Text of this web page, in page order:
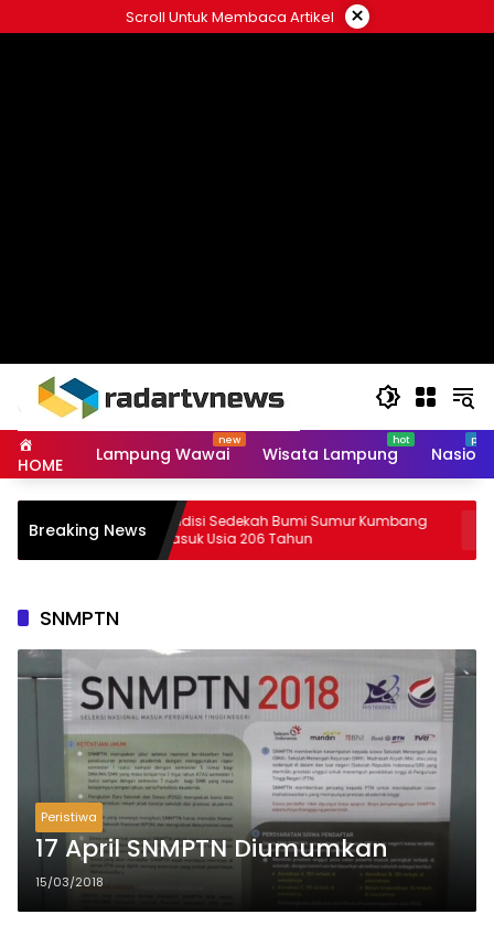
to
Scroll Untuk Membaca Artikel ×
HOME Lampung Wawai Wisata Lampung
Breaking NewsTradisi Sedekah Bumi Sumur Kumbang
Masuk Usia 206 Tahun
SNMPTN
Peristiwa
17 April SNMPTN Diumumkan
15/03/2018